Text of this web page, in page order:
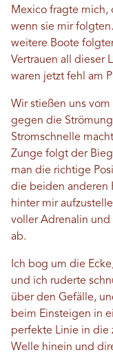
Mexico fragte mich,
wenn sie mir
weitere Boote
Vertrauen all dieser
waren jetzt fehl am
Wir stießen uns
gegen die
Stromschnelle
Zunge folgt der
man die richtige
die beiden anderen
hinter mir
voller Adrenalin
ab.
Ich bog um die
und ich ruderte
über den Gefälle,
beim Einsteigen in
perfekte Linie in die
Welle hinein und